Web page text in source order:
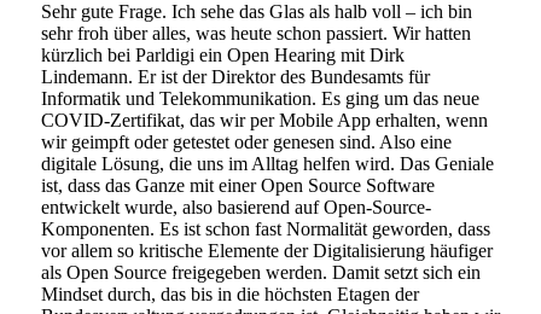
Sehr gute Frage. Ich sehe das Glas als halb voll – ich bin
sehr froh über alles, was heute schon passiert. Wir hatten
kürzlich bei Parldigi ein Open Hearing mit Dirk
Lindemann. Er ist der Direktor des Bundesamts für
Informatik und Telekommunikation. Es ging um das neue
COVID-Zertifikat, das wir per Mobile App erhalten, wenn
wir geimpft oder getestet oder genesen sind. Also eine
digitale Lösung, die uns im Alltag helfen wird. Das Geniale
ist, dass das Ganze mit einer Open Source Software
entwickelt wurde, also basierend auf Open-Source-
Komponenten. Es ist schon fast Normalität geworden, dass
vor allem so kritische Elemente der Digitalisierung häufiger
als Open Source freigegeben werden. Damit setzt sich ein
Mindset durch, das bis in die höchsten Etagen der